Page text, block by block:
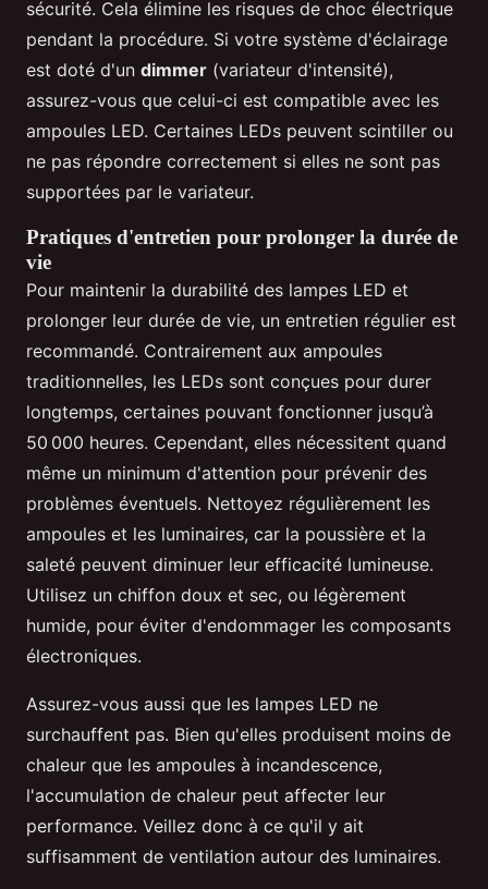
sécurité. Cela élimine les risques de choc électrique
pendant la procédure. Si votre système d'éclairage
est doté d'un dimmer (variateur d'intensité),
assurez-vous que celui-ci est compatible avec les
ampoules LED. Certaines LEDs peuvent scintiller ou
ne pas répondre correctement si elles ne sont pas
supportées par le variateur.
Pratiques d'entretien pour prolonger la durée de
vie
Pour maintenir la durabilité des lampes LED et
prolonger leur durée de vie, un entretien régulier est
recommandé. Contrairement aux ampoules
traditionnelles, les LEDs sont conçues pour durer
longtemps, certaines pouvant fonctionner jusqu’à
50 000 heures. Cependant, elles nécessitent quand
même un minimum d'attention pour prévenir des
problèmes éventuels. Nettoyez régulièrement les
ampoules et les luminaires, car la poussière et la
saleté peuvent diminuer leur efficacité lumineuse.
Utilisez un chiffon doux et sec, ou légèrement
humide, pour éviter d'endommager les composants
électroniques.
Assurez-vous aussi que les lampes LED ne
surchauffent pas. Bien qu'elles produisent moins de
chaleur que les ampoules à incandescence,
l'accumulation de chaleur peut affecter leur
performance. Veillez donc à ce qu'il y ait
suffisamment de ventilation autour des luminaires.